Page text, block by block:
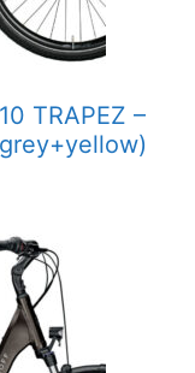
TRAPEZ –